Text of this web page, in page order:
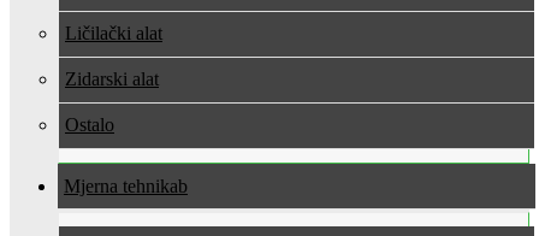
Ličilački alat
Zidarski alat
Ostalo
Mjerna tehnika